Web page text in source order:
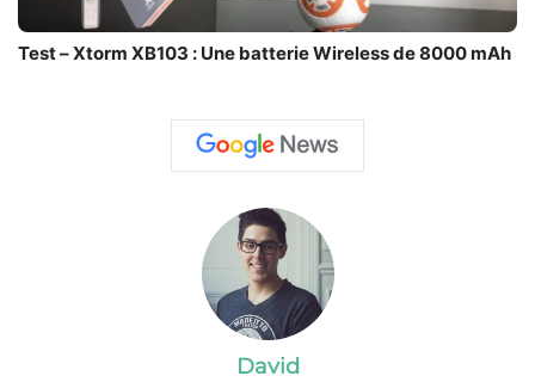
Test – Xtorm XB103 : Une batterie Wireless de 8000 mAh
David